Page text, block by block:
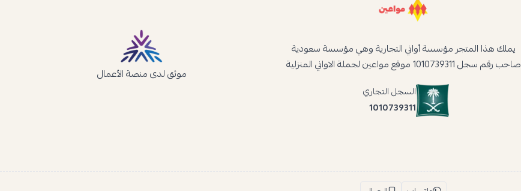
يملك هذا المتجر مؤسسة أواني التجارية وهي مؤسسة سعودية
صاحب رقم سجل 1010739311 موقع مواعين لجملة الاواني المنزلية
السجل التجاري
1010739311
موثق لدى منصة الأعمال